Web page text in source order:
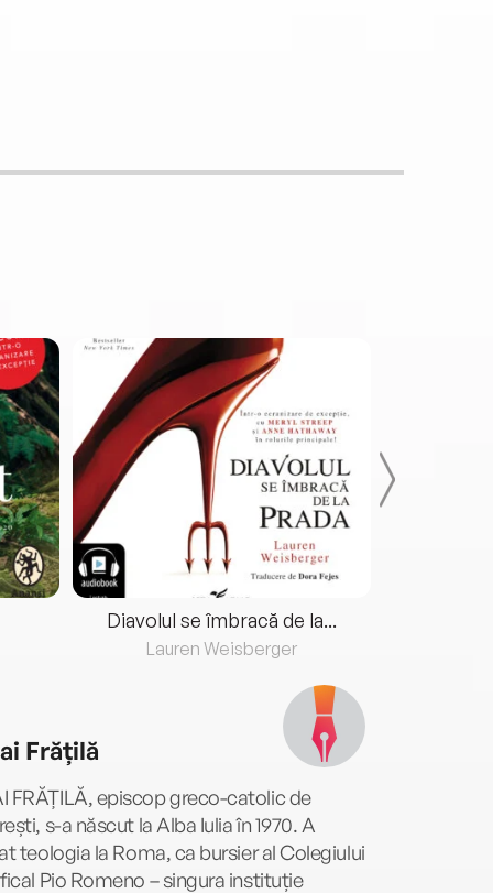
Diavolul se îmbracă de la...
Lauren Weisberger
Frățilă
FRĂȚILĂ, episcop greco-catolic de
s-a născut la Alba Iulia în 1970. A
teologia la Roma, ca bursier al Colegiului
Pio Romeno – singura instituție